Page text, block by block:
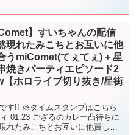
】すいちゃんの配信
現れたみこちとお互いに他
うmiComet(てぇてぇ) + 星
焼きパーティエピソード2
【ホロライブ切り抜き/星街
す!! ※タイムスタンプはこちら
01:23 ござるのカレー凸待ちに
れたみこちとお互いに他責し合